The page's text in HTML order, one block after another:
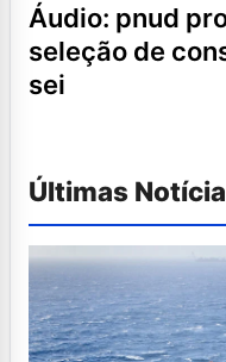
áudio: pnud prorroga prazo de
seleção de
sei
Últimas